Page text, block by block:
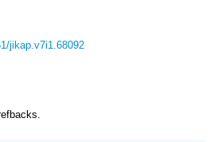
jikap.v7i1.68092